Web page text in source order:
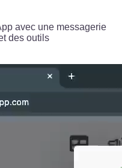
avec une messagerie
des outils